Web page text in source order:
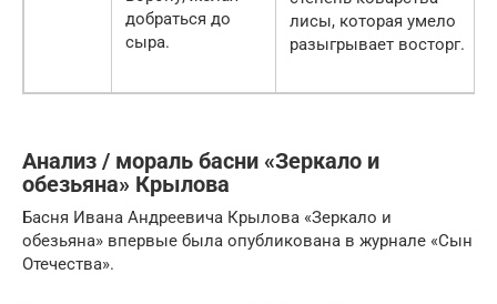
добраться до
сыра.
лисы, которая умело
разыгрывает восторг.
Анализ / мораль басни «Зеркало и
обезьяна» Крылова
Басня Ивана Андреевича Крылова «Зеркало и
обезьяна» впервые была опубликована в журнале «Сын
Отечества».